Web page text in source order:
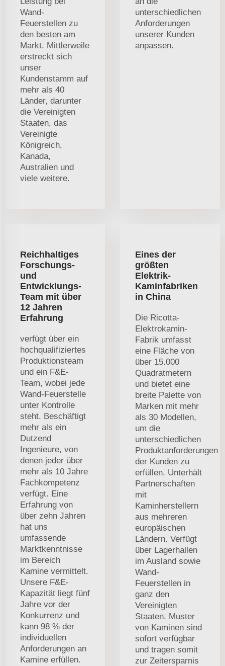
Wand-
Feuerstellen zu
den besten am
Markt. Mittlerweile
erstreckt sich
unser
Kundenstamm auf
mehr als 40
Länder, darunter
die Vereinigten
Staaten, das
Vereinigte
Königreich,
Kanada,
Australien und
viele weitere.
unterschiedlichen
Anforderungen
unserer Kunden
anpassen.
Reichhaltiges
Forschungs-
und
Entwicklungs-
Team mit über
12 Jahren
Erfahrung
verfügt über ein
hochqualifiziertes
Produktionsteam
und ein F&E-
Team, wobei jede
Wand-Feuerstelle
unter Kontrolle
steht. Beschäftigt
mehr als ein
Dutzend
Ingenieure, von
denen jeder über
mehr als 10 Jahre
Fachkompetenz
verfügt. Eine
Erfahrung von
über zehn Jahren
hat uns
umfassende
Marktkenntnisse
im Bereich
Kamine vermittelt.
Unsere F&E-
Kapazität liegt fünf
Jahre vor der
Konkurrenz und
kann 98 % der
individuellen
Anforderungen an
Kamine erfüllen.
Eines der
größten
Elektrik-
Kaminfabriken
in China
Die Ricotta-
Elektrokamin-
Fabrik umfasst
eine Fläche von
über 15.000
Quadratmetern
und bietet eine
breite Palette von
Marken mit mehr
als 30 Modellen,
um die
unterschiedlichen
Produktanforderungen
der Kunden zu
erfüllen. Unterhält
Partnerschaften
mit
Kaminherstellern
aus mehreren
europäischen
Ländern. Verfügt
über Lagerhallen
im Ausland sowie
Wand-
Feuerstellen in
ganz den
Vereinigten
Staaten. Muster
von Kaminen sind
sofort verfügbar
und tragen somit
zur Zeitersparnis